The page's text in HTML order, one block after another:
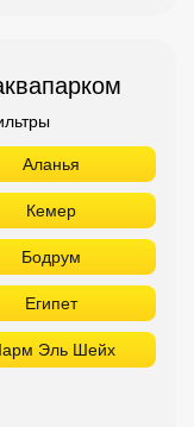
Аланья
Кемер
Бодрум
Египет
Эль Шейх